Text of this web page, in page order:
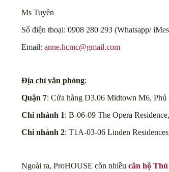
Ms Tuyền
Số điện thoại: 0908 280 293 (Whatsapp/
Email: anne.hcmc@gmail.com
Địa chỉ văn phòng:
Quận 7: Cửa hàng D3.06 Midtown M6,
Chi nhánh 1: B-06-09 The Opera
Chi nhánh 2: T1A-03-06 Linden
Ngoài ra, ProHOUSE còn nhiều căn hộ